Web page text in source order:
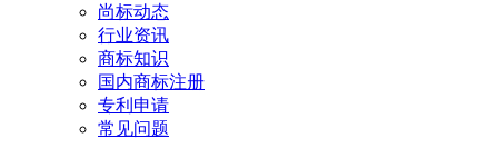
尚标动态
行业资讯
商标知识
国内商标注册
专利申请
常见问题